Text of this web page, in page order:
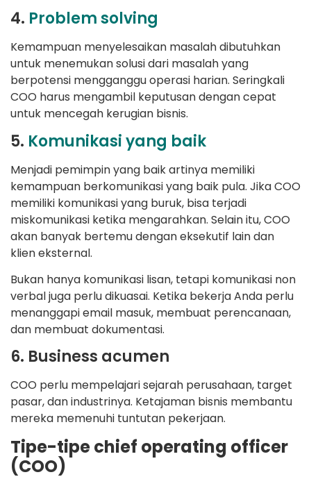
4. Problem solving
Kemampuan menyelesaikan masalah dibutuhkan
untuk menemukan solusi dari masalah yang
berpotensi mengganggu operasi harian. Seringkali
COO harus mengambil keputusan dengan cepat
untuk mencegah kerugian bisnis.
5. Komunikasi yang baik
Menjadi pemimpin yang baik artinya memiliki
kemampuan berkomunikasi yang baik pula. Jika COO
memiliki komunikasi yang buruk, bisa terjadi
miskomunikasi ketika mengarahkan. Selain itu, COO
akan banyak bertemu dengan eksekutif lain dan
klien eksternal.
Bukan hanya komunikasi lisan, tetapi komunikasi non
verbal juga perlu dikuasai. Ketika bekerja Anda perlu
menanggapi email masuk, membuat perencanaan,
dan membuat dokumentasi.
6. Business acumen
COO perlu mempelajari sejarah perusahaan, target
pasar, dan industrinya. Ketajaman bisnis membantu
mereka memenuhi tuntutan pekerjaan.
Tipe-tipe chief operating officer
(COO)